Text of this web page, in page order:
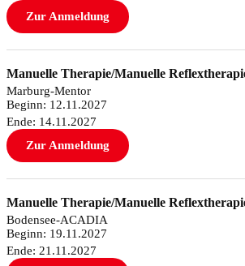
Zur Anmeldung
Manuelle Therapie/Manuelle
Marburg-Mentor
Beginn: 12.11.2027
Ende: 14.11.2027
Zur Anmeldung
Manuelle Therapie/Manuelle
Bodensee-ACADIA
Beginn: 19.11.2027
Ende: 21.11.2027